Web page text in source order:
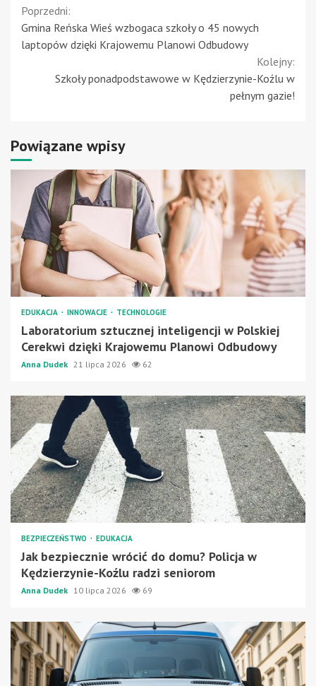
Continue
Reading
Poprzedni:
Gmina Reńska Wieś wzbogaca szkoły o 45 nowych
laptopów dzięki Krajowemu Planowi Odbudowy
Kolejny:
Szkoły ponadpodstawowe w Kędzierzynie-Koźlu w
pełnym gazie!
Powiązane wpisy
EDUKACJA INNOWACJE TECHNOLOGIE
Laboratorium sztucznej inteligencji w Polskiej
Cerekwi dzięki Krajowemu Planowi Odbudowy
Anna Dudek 21 lipca 2026 62
BEZPIECZEŃSTWO EDUKACJA
Jak bezpiecznie wrócić do domu? Policja w
Kędzierzynie-Koźlu radzi seniorom
Anna Dudek 10 lipca 2026 69